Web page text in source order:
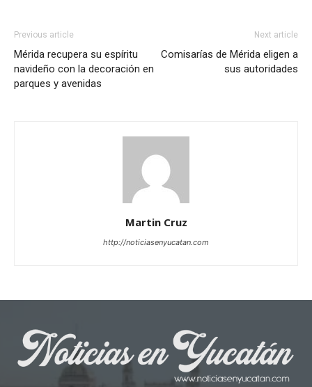
Previous article
Mérida recupera su espíritu
navideño con la decoración en
parques y avenidas
Next article
Comisarías de Mérida eligen a
sus autoridades
Martin Cruz
http://noticiasenyucatan.com